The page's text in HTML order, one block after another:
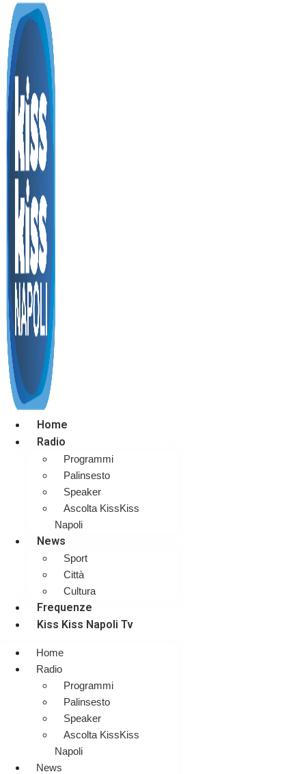
Home
Radio
Programmi
Palinsesto
Speaker
Ascolta KissKiss
Napoli
News
Sport
Città
Cultura
Frequenze
Kiss Kiss Napoli Tv
Home
Radio
Programmi
Palinsesto
Speaker
Ascolta KissKiss
Napoli
News